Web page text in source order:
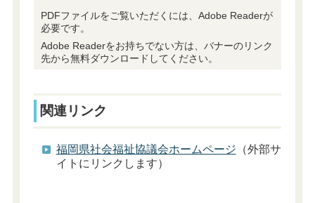
PDFファイルをご覧いただくには、Adobe Readerが
必要です。
Adobe Readerをお持ちでない方は、バナーのリンク
先から無料ダウンロードしてください。
関連リンク
福岡県社会福祉協議会ホームページ （外部サ
イトにリンクします）